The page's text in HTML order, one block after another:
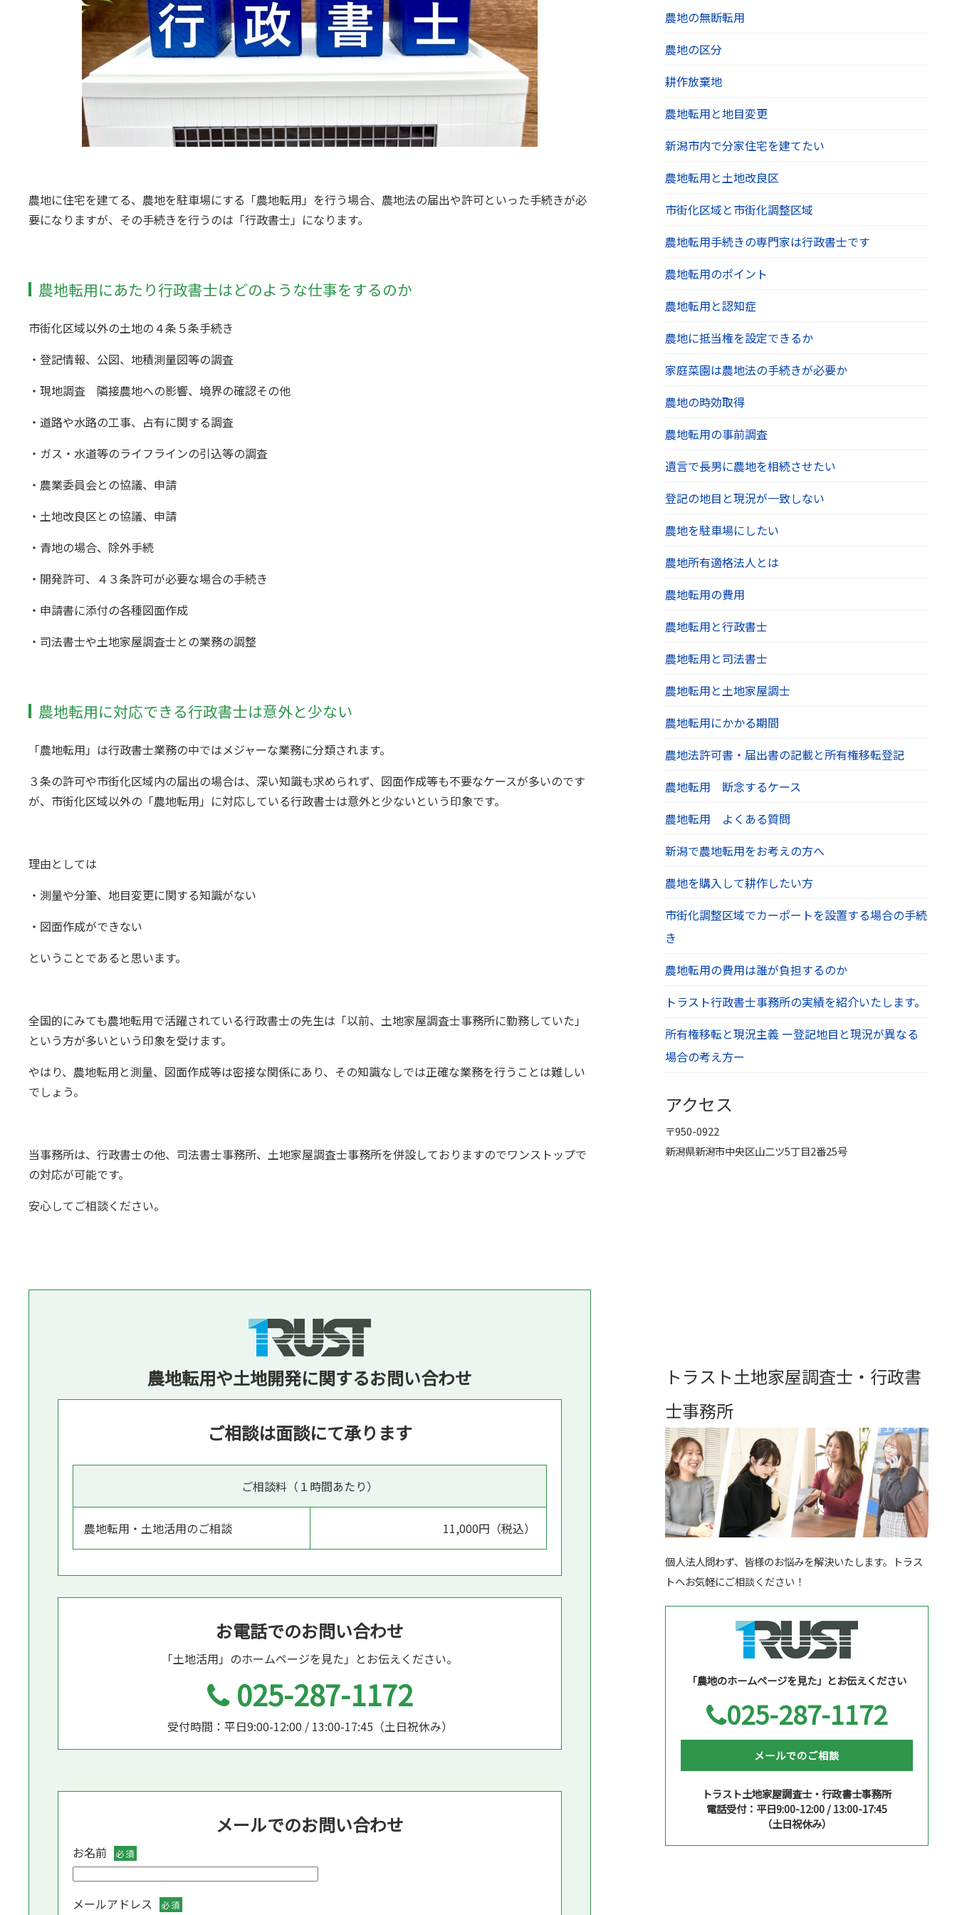
農地に住宅を建てる、農地を駐車場にする「農地転用」を行う場合、農地法の届出や許可といった手続きが必
要になりますが、その手続きを行うのは「行政書士」になります。
農地転用にあたり行政書士はどのような仕事をするのか
市街化区域以外の土地の４条５条手続き
・登記情報、公図、地積測量図等の調査
・現地調査 隣接農地への影響、境界の確認その他
・道路や水路の工事、占有に関する調査
・ガス・水道等のライフラインの引込等の調査
・農業委員会との協議、申請
・土地改良区との協議、申請
・青地の場合、除外手続
・開発許可、４３条許可が必要な場合の手続き
・申請書に添付の各種図面作成
・司法書士や土地家屋調査士との業務の調整
農地転用に対応できる行政書士は意外と少ない
「農地転用」は行政書士業務の中ではメジャーな業務に分類されます。
３条の許可や市街化区域内の届出の場合は、深い知識も求められず、図面作成等も不要なケースが多いのです
が、市街化区域以外の「農地転用」に対応している行政書士は意外と少ないという印象です。
理由としては
・測量や分筆、地目変更に関する知識がない
・図面作成ができない
ということであると思います。
全国的にみても農地転用で活躍されている行政書士の先生は「以前、土地家屋調査士事務所に勤務していた」
という方が多いという印象を受けます。
やはり、農地転用と測量、図面作成等は密接な関係にあり、その知識なしでは正確な業務を行うことは難しい
でしょう。
当事務所は、行政書士の他、司法書士事務所、土地家屋調査士事務所を併設しておりますのでワンストップで
の対応が可能です。
安心してご相談ください。
農地転用や土地開発に関するお問い合わせ
ご相談は面談にて承ります
ご相談料（１時間あたり）
農地転用・土地活用のご相談 11,000円（税込）
お電話でのお問い合わせ
「土地活用」のホームページを見た」とお伝えください。
025-287-1172
受付時間：平日9:00-12:00 / 13:00-17:45（土日祝休み）
メールでのお問い合わせ
お名前 必須
メールアドレス 必須
農地の無断転用
農地の区分
耕作放棄地
農地転用と地目変更
新潟市内で分家住宅を建てたい
農地転用と土地改良区
市街化区域と市街化調整区域
農地転用手続きの専門家は行政書士です
農地転用のポイント
農地転用と認知症
農地に抵当権を設定できるか
家庭菜園は農地法の手続きが必要か
農地の時効取得
農地転用の事前調査
遺言で長男に農地を相続させたい
登記の地目と現況が一致しない
農地を駐車場にしたい
農地所有適格法人とは
農地転用の費用
農地転用と行政書士
農地転用と司法書士
農地転用と土地家屋調士
農地転用にかかる期間
農地法許可書・届出書の記載と所有権移転登記
農地転用 断念するケース
農地転用 よくある質問
新潟で農地転用をお考えの方へ
農地を購入して耕作したい方
市街化調整区域でカーポートを設置する場合の手続
き
農地転用の費用は誰が負担するのか
トラスト行政書士事務所の実績を紹介いたします。
所有権移転と現況主義 ー登記地目と現況が異なる
場合の考え方ー
アクセス
〒950-0922
新潟県新潟市中央区山二ツ5丁目2番25号
トラスト土地家屋調査士・行政書
士事務所
個人法人問わず、皆様のお悩みを解決いたします。トラス
トへお気軽にご相談ください！
「農地のホームページを見た」とお伝えください
025-287-1172
メールでのご相談
トラスト土地家屋調査士・行政書士事務所
電話受付：平日9:00-12:00 / 13:00-17:45
（土日祝休み）